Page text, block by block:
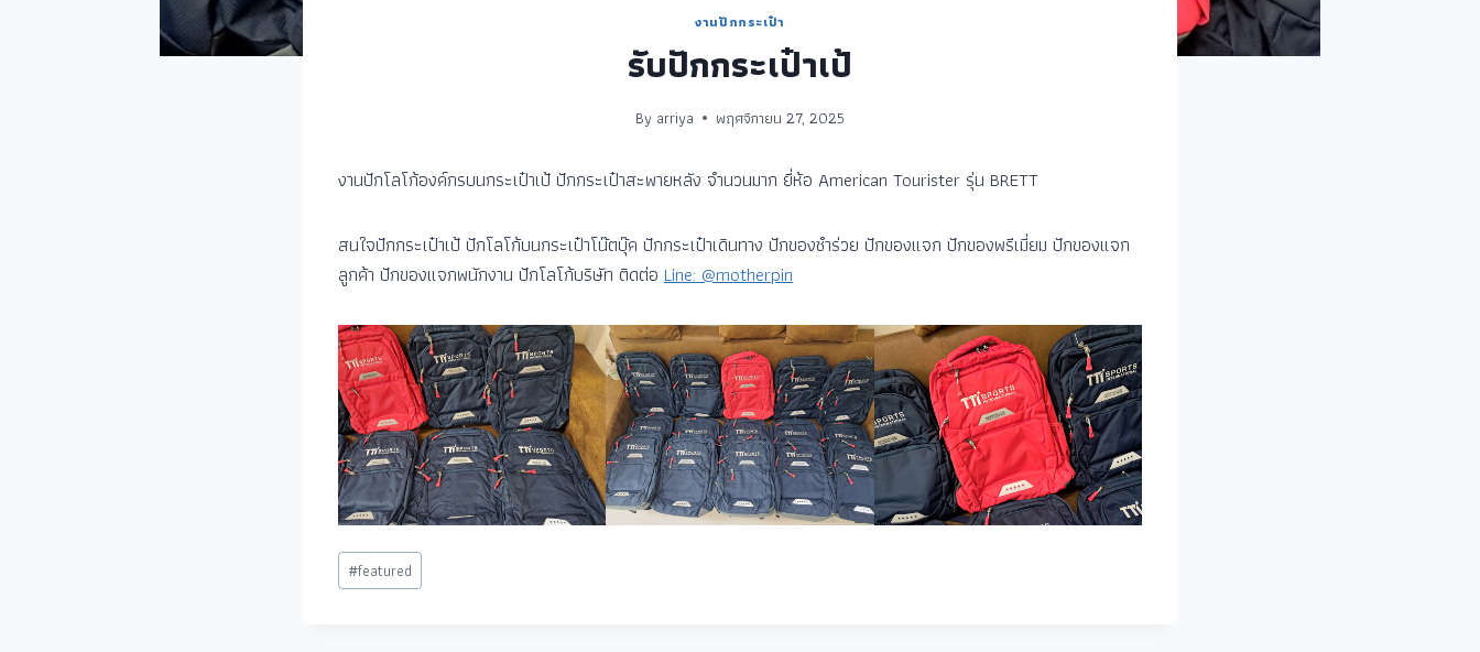
งานปักกระเป๋า
รับปักกระเป๋าเป้
By arriya พฤศจิกายน 27, 2025
งานปักโลโก้องค์กรบนกระเป๋าเป้ ปักกระเป๋าสะพายหลัง จำนวนมาก ยี่ห้อ American Tourister รุ่น BRETT
สนใจปักกระเป๋าเป้ ปักโลโก้บนกระเป๋าโน๊ตบุ๊ค ปักกระเป๋าเดินทาง ปักของชำร่วย ปักของแจก ปักของพรีเมี่ยม ปักของแจก
ลูกค้า ปักของแจกพนักงาน ปักโลโก้บริษัท ติดต่อ Line: @motherpin
#featured